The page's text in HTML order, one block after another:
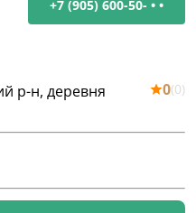
+7 (905) 600-50- • •
р-н, деревня
0(0)